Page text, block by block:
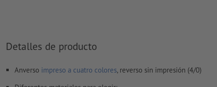
Detalles de producto
Anverso impreso a cuatro colores, reverso sin impresión (4/0)